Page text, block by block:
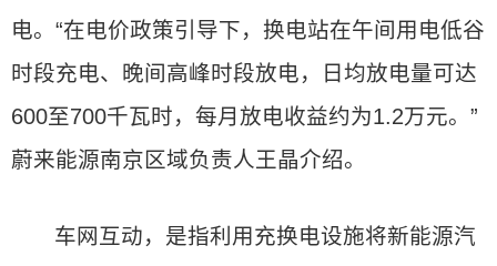
电。“在电价政策引导下，换电站在午间用电低谷
时段充电、晚间高峰时段放电，日均放电量可达
600至700千瓦时，每月放电收益约为1.2万元。”
蔚来能源南京区域负责人王晶介绍。
车网互动，是指利用充换电设施将新能源汽